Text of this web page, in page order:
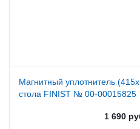
Магнитный уплотнитель
стола FINIST № 00-00015825
1 690